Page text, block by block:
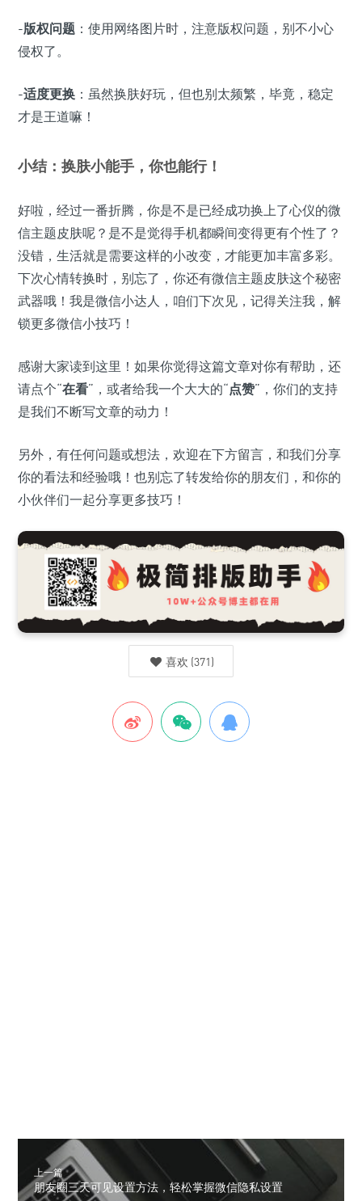
-版权问题 ：使用网络图片时，注意版权问题，别不小心
侵权了。
-适度更换 ：虽然换肤好玩，但也别太频繁，毕竟，稳定
才是王道嘛！
小结：换肤小能手，你也能行！
好啦，经过一番折腾，你是不是已经成功换上了心仪的微
信主题皮肤呢？是不是觉得手机都瞬间变得更有个性了？
没错，生活就是需要这样的小改变，才能更加丰富多彩。
下次心情转换时，别忘了，你还有微信主题皮肤这个秘密
武器哦！我是微信小达人，咱们下次见，记得关注我，解
锁更多微信小技巧！
感谢大家读到这里！如果你觉得这篇文章对你有帮助，还
请点个“在看”，或者给我一个大大的“点赞”，你们的支持
是我们不断写文章的动力！
另外，有任何问题或想法，欢迎在下方留言，和我们分享
你的看法和经验哦！也别忘了转发给你的朋友们，和你的
小伙伴们一起分享更多技巧！
喜欢 (371)
上一篇
朋友圈三天可见设置方法，轻松掌握微信隐私设置